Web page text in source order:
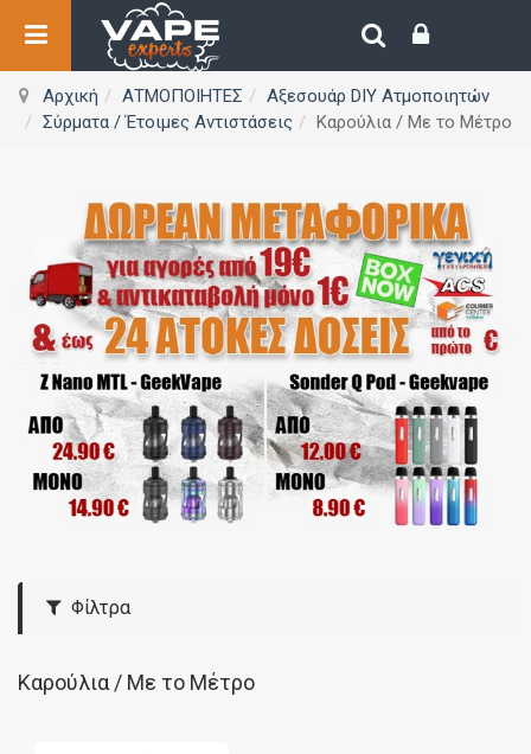
Αρχική ΑΤΜΟΠΟΙΗΤΕΣ
Αξεσουάρ DIY Ατμοποιητών
Σύρματα / Έτοιμες Αντιστάσεις
Καρούλια / Με το Μέτρο
Φίλτρα
Καρούλια / Με το Μέτρο